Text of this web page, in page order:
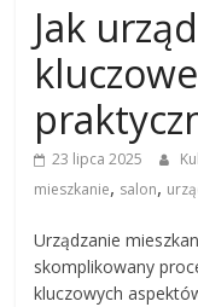
Jak
23 lipca 2025
mieszkanie, salon,
Urządzanie
skomplikowany
kluczowych